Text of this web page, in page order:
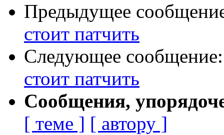
Предыдущее
стоит патчить
Следующее
стоит патчить
Сообщения,
[ теме ] [ автору ]